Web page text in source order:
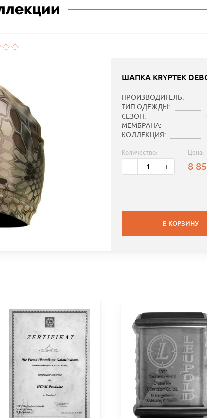
ШАПКА KRYPTEK
ПРОИЗВОДИТЕЛЬ:
ТИП ОДЕЖДЫ:
СЕЗОН:
МЕМБРАНА:
КОЛЛЕКЦИЯ:
Количество:
- +
Цена:
8
В КОРЗИНУ